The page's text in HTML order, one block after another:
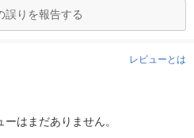
誤りを報告する
レビューとは
はまだありません。